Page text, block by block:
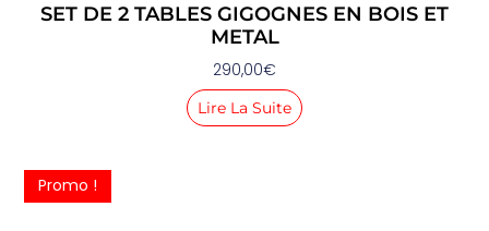
SET DE 2 TABLES GIGOGNES EN BOIS ET
METAL
290,00€
Lire La Suite
Promo !